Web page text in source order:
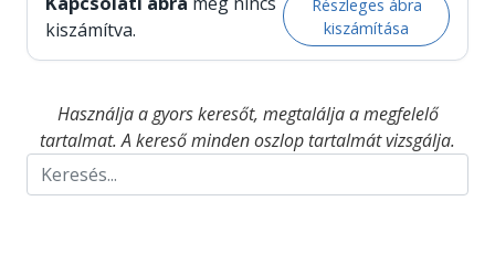
kiszámítva.
Részleges ábra
kiszámítása
Használja a gyors keresőt, megtalálja a megfelelő
tartalmat. A kereső minden oszlop tartalmát vizsgálja.